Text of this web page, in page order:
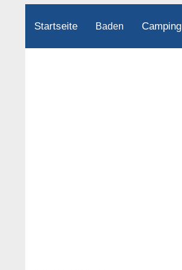
Startseite Baden Camping